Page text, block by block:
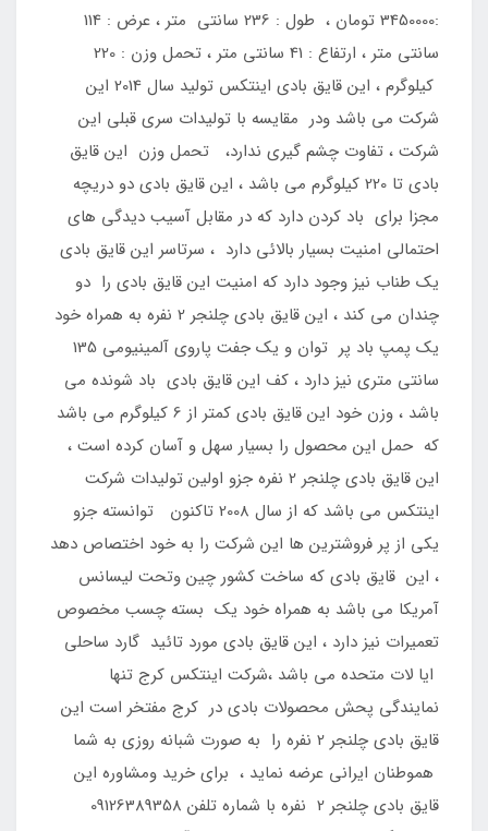
:3450000 تومان ، طول : 236 سانتی متر ، عرض : 114
سانتی متر ، ارتفاع : 41 سانتی متر ، تحمل وزن : 220
کیلوگرم ، این قایق بادی اینتکس تولید سال 2014 این
شرکت می باشد ودر مقایسه با تولیدات سری قبلی این
شرکت ، تفاوت چشم گیری ندارد، تحمل وزن این قایق
بادی تا 220 کیلوگرم می باشد ، این قایق بادی دو دریچه
مجزا برای باد کردن دارد که در مقابل آسیب دیدگی های
احتمالی امنیت بسیار بالائی دارد ، سرتاسر این قایق بادی
یک طناب نیز وجود دارد که امنیت این قایق بادی را دو
چندان می کند ، این قایق بادی چلنجر 2 نفره به همراه خود
یک پمپ باد پر توان و یک جفت پاروی آلمینیومی 135
سانتی متری نیز دارد ، کف این قایق بادی باد شونده می
باشد ، وزن خود این قایق بادی کمتر از 6 کیلوگرم می باشد
که حمل این محصول را بسیار سهل و آسان کرده است ،
این قایق بادی چلنجر 2 نفره جزو اولین تولیدات شرکت
اینتکس می باشد که از سال 2008 تاکنون توانسته جزو
یکی از پر فروشترین ها این شرکت را به خود اختصاص دهد
، این قایق بادی که ساخت کشور چین وتحت لیسانس
آمریکا می باشد به همراه خود یک بسته چسب مخصوص
تعمیرات نیز دارد ، این قایق بادی مورد تائید گارد ساحلی
ایا لات متحده می باشد ،شرکت اینتکس کرج تنها
نمایندگی پحش محصولات بادی در کرج مفتخر است این
قایق بادی چلنجر 2 نفره را به صورت شبانه روزی به شما
هموطنان ایرانی عرضه نماید ، برای خرید ومشاوره این
قایق بادی چلنجر 2 نفره با شماره تلفن 09126389358